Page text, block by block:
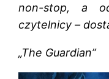
non-stop, a
czytelnicy –
„The Guardian”